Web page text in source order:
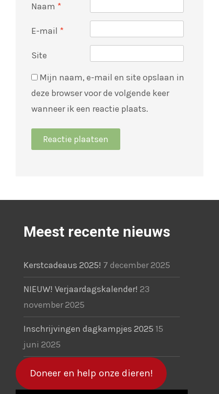
Naam *
E-mail *
Site
Mijn naam, e-mail en site opslaan in
deze browser voor de volgende keer
wanneer ik een reactie plaats.
Meest recente nieuws
Kerstcadeaus 2025! 7 december 2025
NIEUW! Verjaardagskalender! 23
november 2025
Inschrijvingen dagkampjes 2025 15
juni 2025
Doneer en help onze dieren!